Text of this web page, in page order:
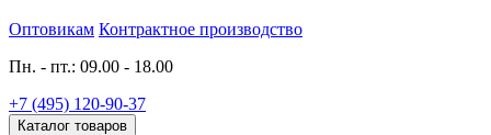
Оптовикам Контрактное производство
Пн. - пт.: 09.00 - 18.00
+7 (495) 120-90-37
Каталог товаров